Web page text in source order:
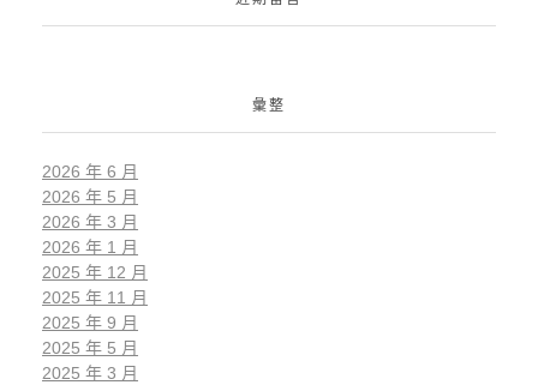
彙整
2026 年 6 月
2026 年 5 月
2026 年 3 月
2026 年 1 月
2025 年 12 月
2025 年 11 月
2025 年 9 月
2025 年 5 月
2025 年 3 月